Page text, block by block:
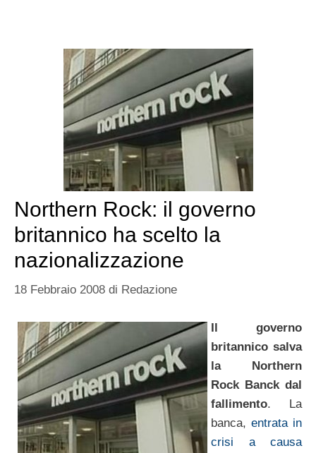
Northern Rock: il governo
britannico ha scelto la
nazionalizzazione
18 Febbraio 2008 di Redazione
Il governo
britannico salva
la Northern
Rock Banck dal
fallimento. La
banca, entrata in
crisi a causa